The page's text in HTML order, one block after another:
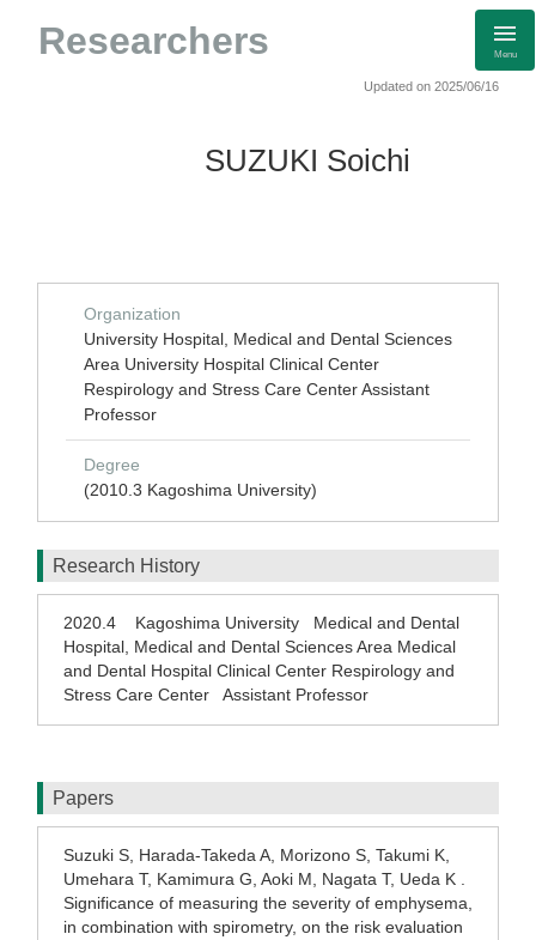
Researchers Menu
Updated on 2025/06/16
SUZUKI Soichi
Organization
University Hospital, Medical and Dental Sciences
Area University Hospital Clinical Center
Respirology and Stress Care Center Assistant
Professor
Degree
(2010.3 Kagoshima University)
Research History
2020.4 Kagoshima University Medical and Dental
Hospital, Medical and Dental Sciences Area Medical
and Dental Hospital Clinical Center Respirology and
Stress Care Center Assistant Professor
Papers
Suzuki S, Harada-Takeda A, Morizono S, Takumi K,
Umehara T, Kamimura G, Aoki M, Nagata T, Ueda K .
Significance of measuring the severity of emphysema,
in combination with spirometry, on the risk evaluation